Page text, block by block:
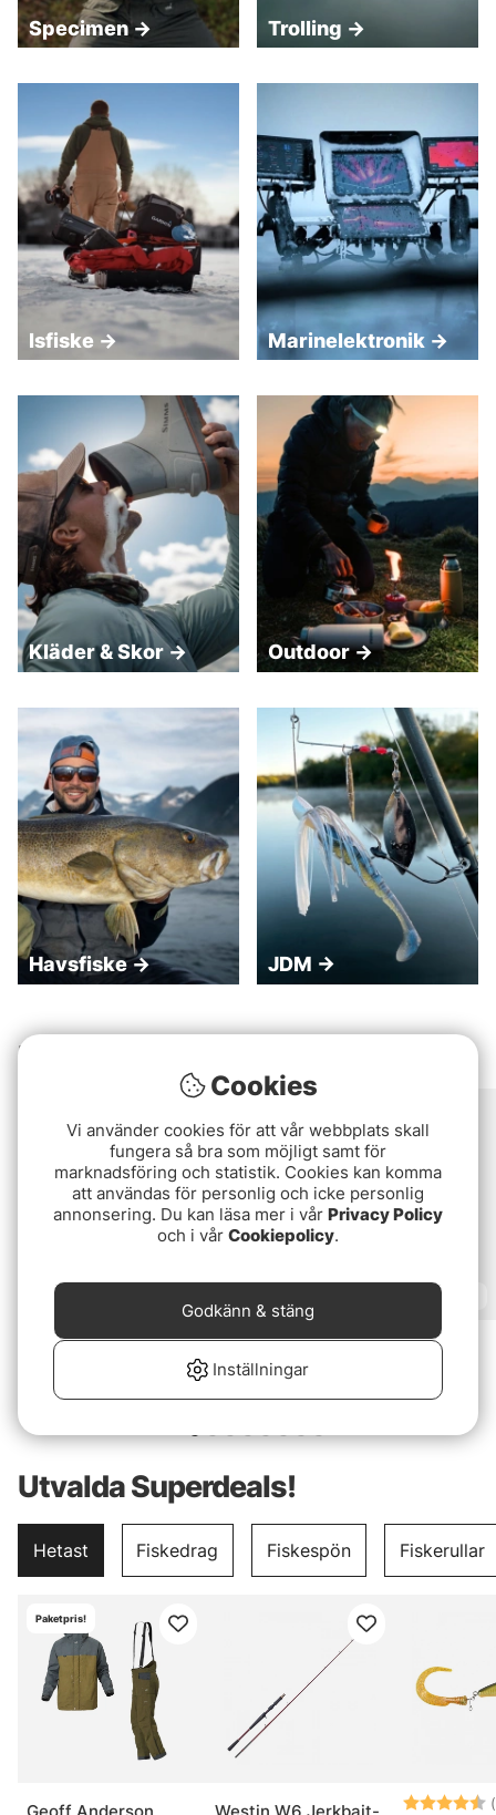
Specimen → Trolling →
Isfiske → Marinelektronik →
Kläder & Skor → Outdoor →
Havsfiske → JDM →
Utvalt för dig!
Lake X Perch Spinning
fr. 1 199 kr
Eastfield Wingman Curly
XL 30cm 172g
Utvalda Superdeals!
Hetast Fiskedrag Fiskespön Fiskerullar
Paketpris!
Betyg:
Cookies
Vi använder cookies för att vår webbplats skall
fungera så bra som möjligt samt för
marknadsföring och statistik. Cookies kan komma
att användas för personlig och icke personlig
annonsering. Du kan läsa mer i vår Privacy Policy
och i vår Cookiepolicy.
Inställningar
Godkänn & stäng